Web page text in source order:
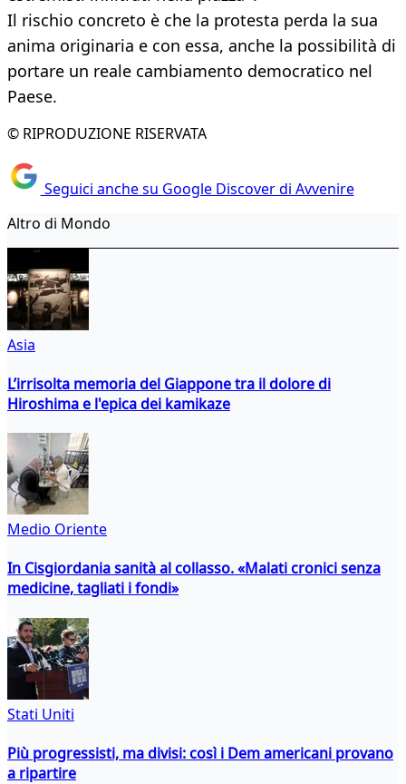
Il rischio concreto è che la protesta perda la sua
anima originaria e con essa, anche la possibilità di
portare un reale cambiamento democratico nel
Paese.
© RIPRODUZIONE RISERVATA
Seguici anche su Google Discover di Avvenire
Altro di Mondo
Asia
L’irrisolta memoria del Giappone tra il dolore di
Hiroshima e l'epica dei kamikaze
Medio Oriente
In Cisgiordania sanità al collasso. «Malati cronici senza
medicine, tagliati i fondi»
Stati Uniti
Più progressisti, ma divisi: così i Dem americani provano
a ripartire